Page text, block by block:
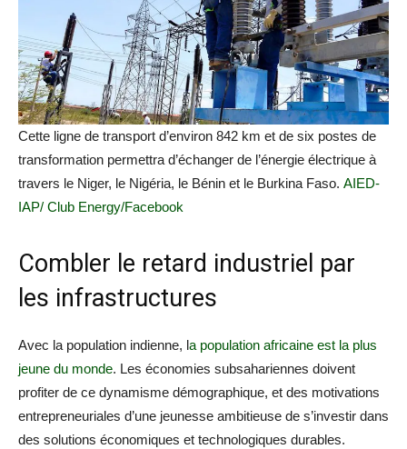
Cette ligne de transport d’environ 842 km et de six postes de
transformation permettra d’échanger de l’énergie électrique à
travers le Niger, le Nigéria, le Bénin et le Burkina Faso. AIED-
IAP/ Club Energy/Facebook
Combler le retard industriel par
les infrastructures
Avec la population indienne, la population africaine est la plus
jeune du monde. Les économies subsahariennes doivent
profiter de ce dynamisme démographique, et des motivations
entrepreneuriales d’une jeunesse ambitieuse de s’investir dans
des solutions économiques et technologiques durables.